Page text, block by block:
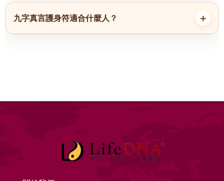
九字真言護身符適合什麼人？